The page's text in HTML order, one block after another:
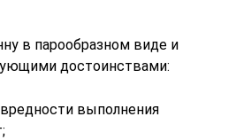
в парообразном виде и
достоинствами:
выполнения